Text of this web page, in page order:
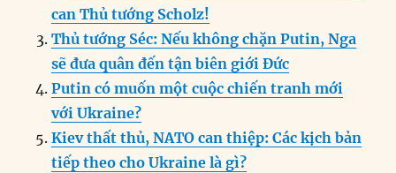
can Thủ tướng Scholz!
Thủ tướng Séc: Nếu không chặn Putin, Nga
sẽ đưa quân đến tận biên giới Đức
Putin có muốn một cuộc chiến tranh mới
với Ukraine?
Kiev thất thủ, NATO can thiệp: Các kịch bản
tiếp theo cho Ukraine là gì?